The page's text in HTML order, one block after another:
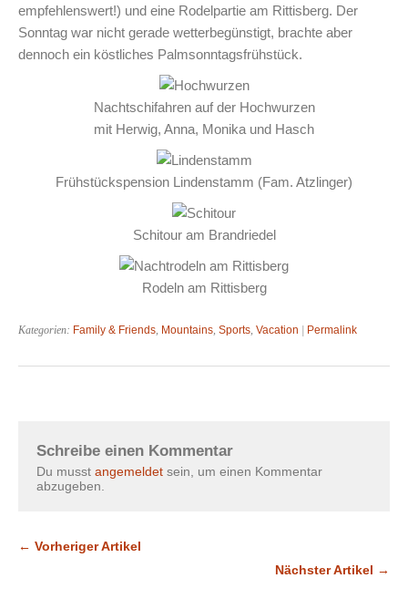
empfehlenswert!) und eine Rodelpartie am Rittisberg. Der
Sonntag war nicht gerade wetterbegünstigt, brachte aber
dennoch ein köstliches Palmsonntagsfrühstück.
Nachtschifahren auf der Hochwurzen
mit Herwig, Anna, Monika und Hasch
Frühstückspension Lindenstamm (Fam. Atzlinger)
Schitour am Brandriedel
Rodeln am Rittisberg
Kategorien: Family & Friends, Mountains, Sports, Vacation Permalink
Schreibe einen Kommentar
Du musst angemeldet sein, um einen Kommentar
abzugeben.
← Vorheriger Artikel
Nächster Artikel →